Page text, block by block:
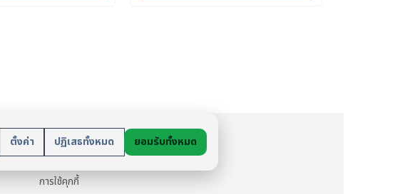
ตั้งค่า ปฏิเสธทั้งหมด ยอมรับทั้งหมด
นโยบาย
ข้อมูลส่วนตัว
การใช้คุกกี้